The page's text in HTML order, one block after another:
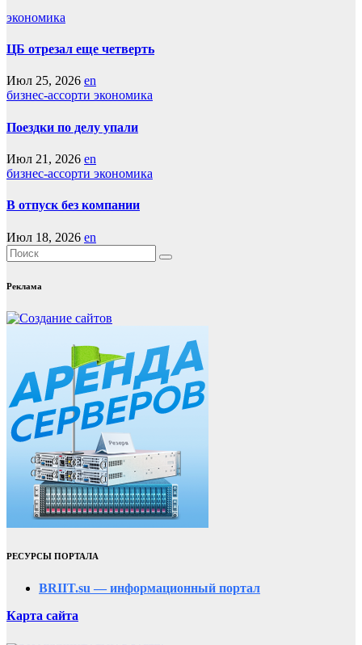
экономика
ЦБ отрезал еще четверть
Июл 25, 2026 en
бизнес-ассорти экономика
Поездки по делу упали
Июл 21, 2026 en
бизнес-ассорти экономика
В отпуск без компании
Июл 18, 2026 en
Реклама
РЕСУРСЫ ПОРТАЛА
BRIIT.su — информационный портал
Карта сайта